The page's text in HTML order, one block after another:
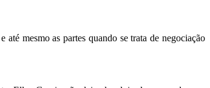
mesmo as partes quando se trata de negociação